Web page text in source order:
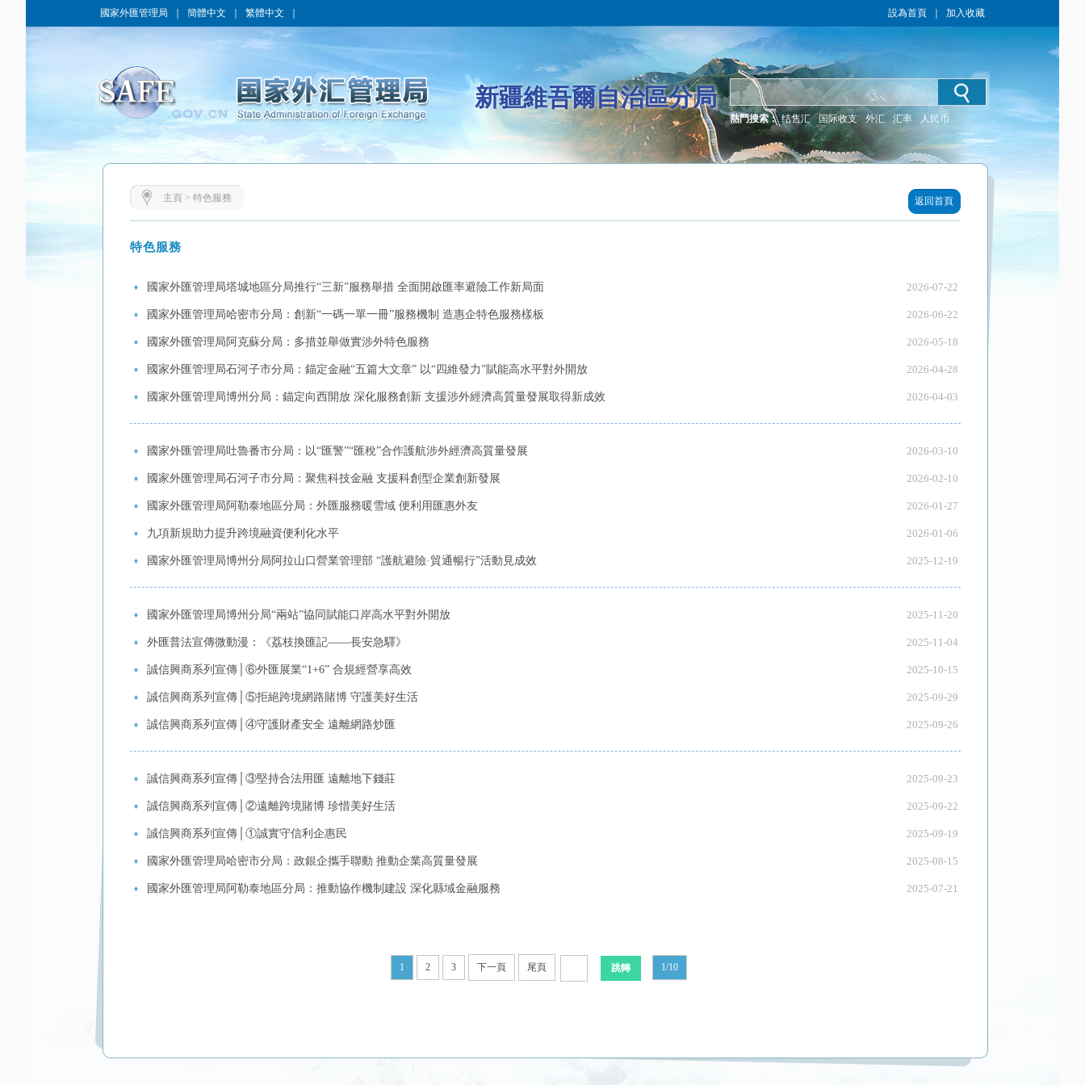
國家外匯管理局 簡體中文 繁體中文 設為首頁 加入收藏
新疆維吾爾自治區分局
熱門搜索： 结售汇 国际收支 外汇 汇率 人民币
主頁 > 特色服務 返回首頁
特色服務
國家外匯管理局塔城地區分局推行“三新”服務舉措 全面開啟匯率避險工作新局面 2026-07-22
國家外匯管理局哈密市分局：創新“一碼一單一冊”服務機制 造惠企特色服務樣板 2026-06-22
國家外匯管理局阿克蘇分局：多措並舉做實涉外特色服務 2026-05-18
國家外匯管理局石河子市分局：錨定金融“五篇大文章” 以“四維發力”賦能高水平對外開放 2026-04-28
國家外匯管理局博州分局：錨定向西開放 深化服務創新 支援涉外經濟高質量發展取得新成效 2026-04-03
國家外匯管理局吐魯番市分局：以“匯警”“匯稅”合作護航涉外經濟高質量發展 2026-03-10
國家外匯管理局石河子市分局：聚焦科技金融 支援科創型企業創新發展 2026-02-10
國家外匯管理局阿勒泰地區分局：外匯服務暖雪域 便利用匯惠外友 2026-01-27
九項新規助力提升跨境融資便利化水平 2026-01-06
國家外匯管理局博州分局阿拉山口營業管理部 “護航避險·貿通暢行”活動見成效 2025-12-19
國家外匯管理局博州分局“兩站”協同賦能口岸高水平對外開放 2025-11-20
外匯普法宣傳微動漫：《荔枝換匯記——長安急驛》 2025-11-04
誠信興商系列宣傳│⑥外匯展業“1+6” 合規經營享高效 2025-10-15
誠信興商系列宣傳│⑤拒絕跨境網路賭博 守護美好生活 2025-09-29
誠信興商系列宣傳│④守護財產安全 遠離網路炒匯 2025-09-26
誠信興商系列宣傳│③堅持合法用匯 遠離地下錢莊 2025-09-23
誠信興商系列宣傳│②遠離跨境賭博 珍惜美好生活 2025-09-22
誠信興商系列宣傳│①誠實守信利企惠民 2025-09-19
國家外匯管理局哈密市分局：政銀企攜手聯動 推動企業高質量發展 2025-08-15
國家外匯管理局阿勒泰地區分局：推動協作機制建設 深化縣域金融服務 2025-07-21
1 2 3 下一頁 尾頁 1/10